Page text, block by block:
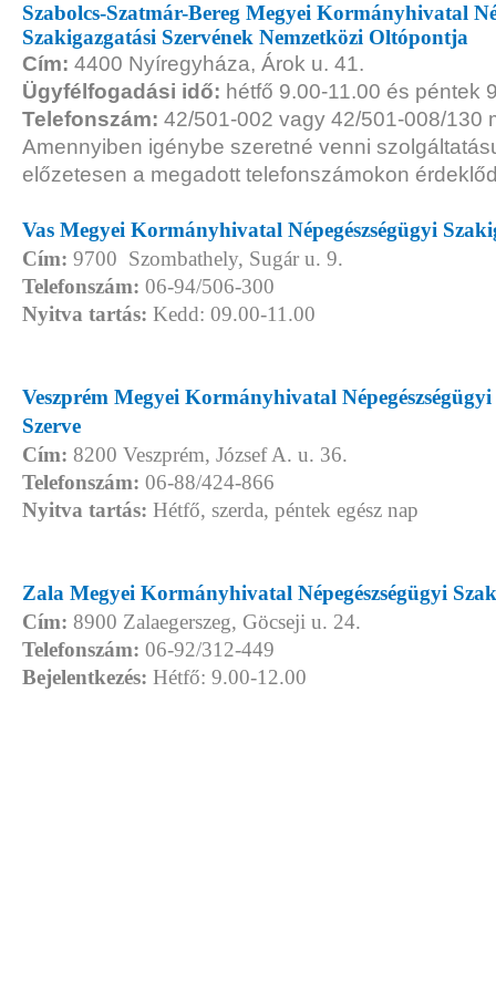
Szabolcs-Szatmár-Bereg Megyei Kormányhivatal
Szakigazgatási Szervének Nemzetközi Oltópontja
Cím: 4400 Nyíregyháza, Árok u. 41.
Ügyfélfogadási idő: hétfő 9.00-11.00 és péntek
Telefonszám: 42/501-002 vagy 42/501-008/130
Amennyiben igénybe szeretné venni
előzetesen a megadott telefonszámokon
Vas Megyei Kormányhivatal Népegészségügyi
Cím: 9700 Szombathely, Sugár u. 9.
Telefonszám: 06-94/506-300
Nyitva tartás: Kedd: 09.00-11.00
Veszprém Megyei Kormányhivatal
Szerve
Cím: 8200 Veszprém, József A. u. 36.
Telefonszám: 06-88/424-866
Nyitva tartás: Hétfő, szerda, péntek egész nap
Zala Megyei Kormányhivatal Népegészségügyi
Cím: 8900 Zalaegerszeg, Göcseji u. 24.
Telefonszám: 06-92/312-449
Bejelentkezés: Hétfő: 9.00-12.00